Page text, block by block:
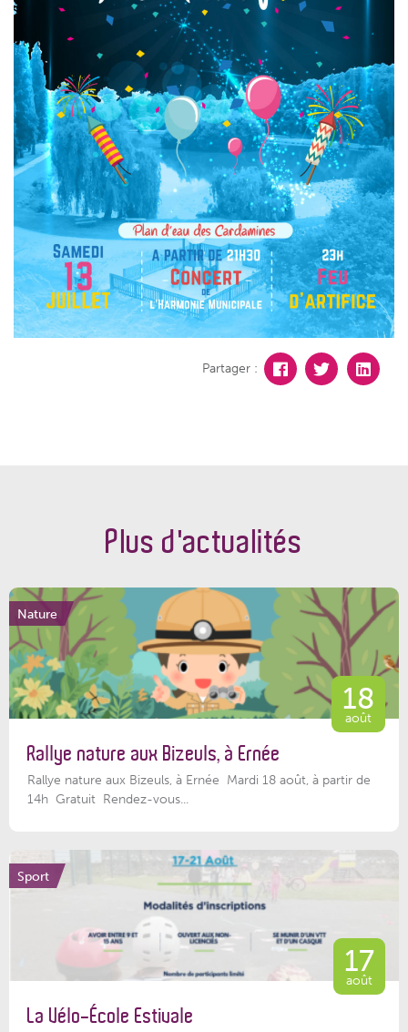
Partager :
Plus d'actualités
Nature
18
août
Rallye nature aux Bizeuls, à Ernée
Rallye nature aux Bizeuls, à Ernée Mardi 18 août, à partir de
14h Gratuit Rendez-vous...
Sport
17
août
La Vélo-École Estivale